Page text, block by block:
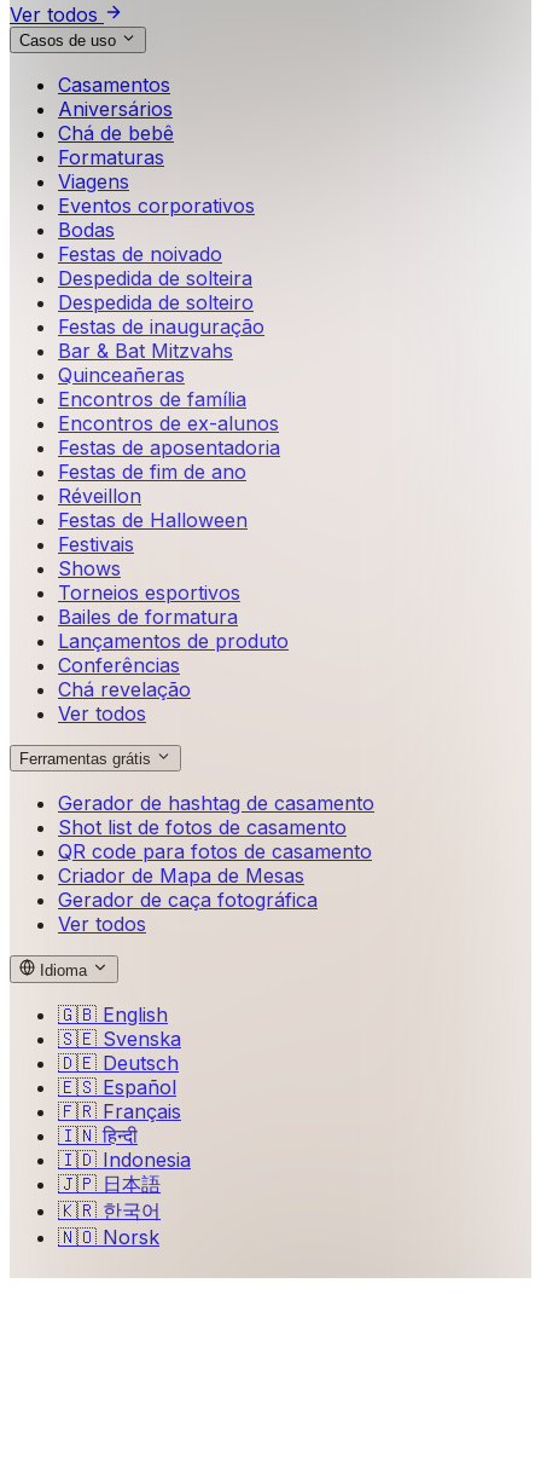
Ver todos
Casos de uso
Casamentos
Aniversários
Chá de bebê
Formaturas
Viagens
Eventos corporativos
Bodas
Festas de noivado
Despedida de solteira
Despedida de solteiro
Festas de inauguração
Bar & Bat Mitzvahs
Quinceañeras
Encontros de família
Encontros de ex-alunos
Festas de aposentadoria
Festas de fim de ano
Réveillon
Festas de Halloween
Festivais
Shows
Torneios esportivos
Bailes de formatura
Lançamentos de produto
Conferências
Chá revelação
Ver todos
Ferramentas grátis
Gerador de hashtag de casamento
Shot list de fotos de casamento
QR code para fotos de casamento
Criador de Mapa de Mesas
Gerador de caça fotográfica
Ver todos
Idioma
🇬🇧 English
🇸🇪 Svenska
🇩🇪 Deutsch
🇪🇸 Español
🇫🇷 Français
🇮🇳 हिन्दी
🇮🇩 Indonesia
🇯🇵 日本語
🇰🇷 한국어
🇳🇴 Norsk